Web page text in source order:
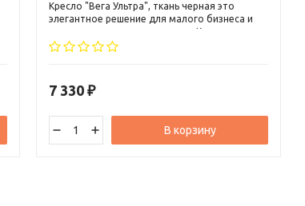
Кресло "Вега Ультра", ткань черная это
элегантное решение для малого бизнеса и
руководителя среднего звена. Кресло может
вписаться, как в классический, так и в
7 330 ₽
В корзину